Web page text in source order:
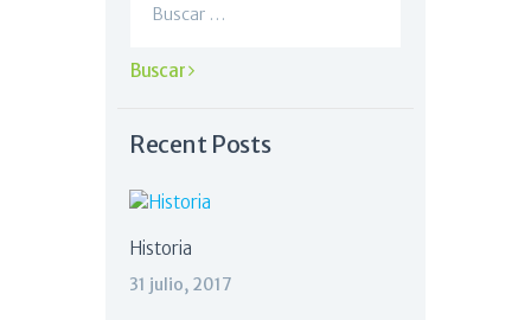
Recent Posts
Historia
31 julio, 2017